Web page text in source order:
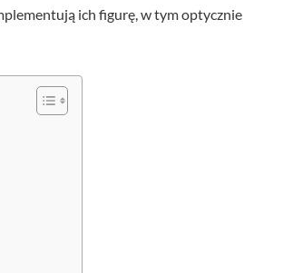
ich figurę, w tym optycznie